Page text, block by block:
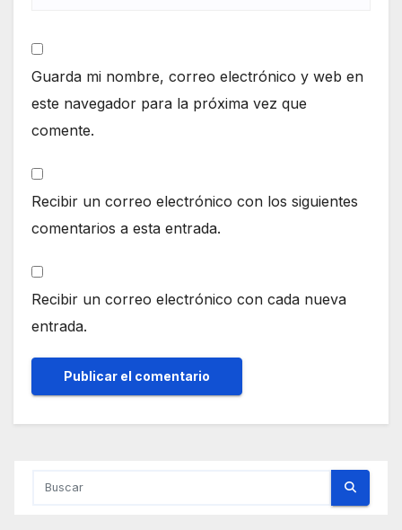
Guarda mi nombre, correo electrónico y web en
este navegador para la próxima vez que
comente.
Recibir un correo electrónico con los siguientes
comentarios a esta entrada.
Recibir un correo electrónico con cada nueva
entrada.